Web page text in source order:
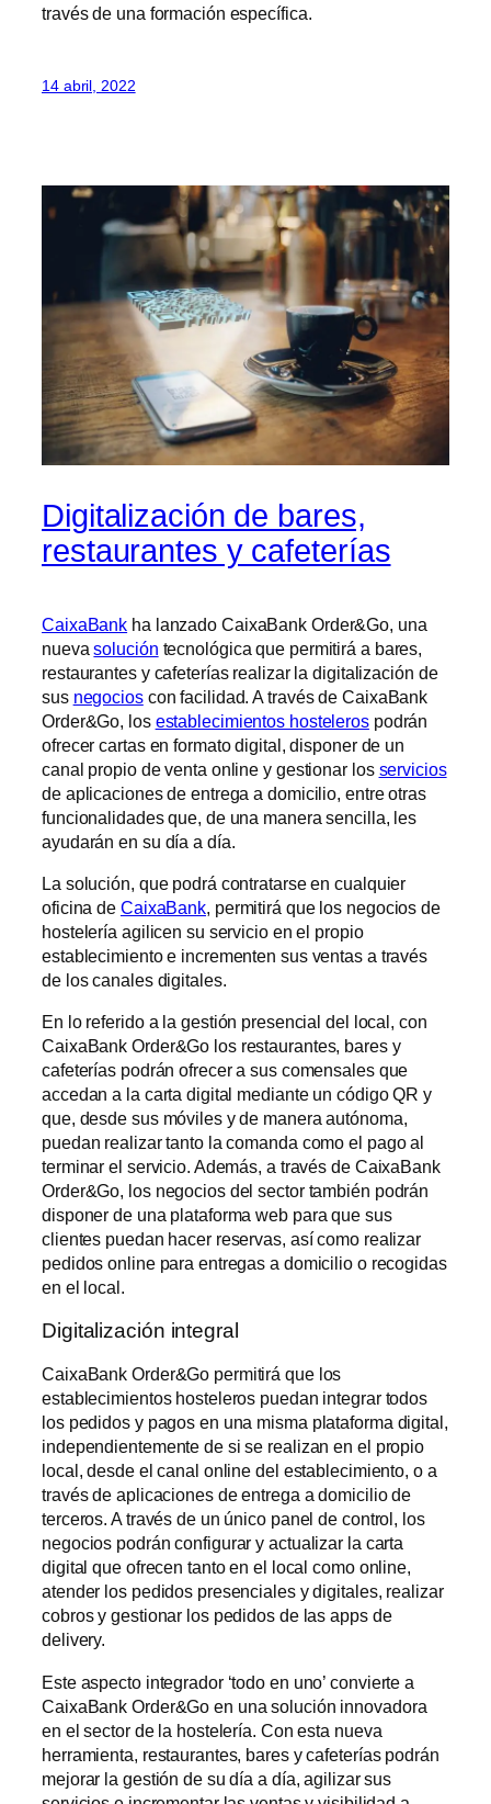
través de una formación específica.
14 abril, 2022
Digitalización de bares,
restaurantes y cafeterías
CaixaBank ha lanzado CaixaBank Order&Go, una
nuevasolución tecnológica que permitirá a bares,
restaurantes y cafeterías realizar la digitalización de
sus negocioscon facilidad. A través de CaixaBank
Order&Go, los establecimientos hostelerospodrán
ofrecer cartas en formato digital, disponer de un
canal propio de venta online y gestionar los servicios
de aplicaciones de entrega a domicilio, entre otras
funcionalidades que, de una manera sencilla, les
ayudarán en su día a día.
La solución, que podrá contratarse en cualquier
oficina de CaixaBank, permitirá que los negocios de
hostelería agilicen su servicio en el propio
establecimiento e incrementen sus ventas a través
de los canales digitales.
En lo referido a la gestión presencial del local, con
CaixaBank Order&Go los restaurantes, bares y
cafeterías podrán ofrecer a sus comensales que
accedan a la carta digital mediante un código QR y
que, desde sus móviles y de manera autónoma,
puedan realizar tanto la comanda como el pago al
terminar el servicio. Además, a través de CaixaBank
Order&Go, los negocios del sector también podrán
disponer de una plataforma web para que sus
clientes puedan hacer reservas, así como realizar
pedidos online para entregas a domicilio o recogidas
en el local.
Digitalización integral
CaixaBank Order&Go permitirá que los
establecimientos hosteleros puedan integrar todos
los pedidos y pagos en una misma plataforma digital,
independientemente de si se realizan en el propio
local, desde el canal online del establecimiento, o a
través de aplicaciones de entrega a domicilio de
terceros. A través de un único panel de control, los
negocios podrán configurar y actualizar la carta
digital que ofrecen tanto en el local como online,
atender los pedidos presenciales y digitales, realizar
cobros y gestionar los pedidos de las apps de
delivery.
Este aspecto integrador ‘todo en uno’ convierte a
CaixaBank Order&Go en una solución innovadora
en el sector de la hostelería. Con esta nueva
herramienta, restaurantes, bares y cafeterías podrán
mejorar la gestión de su día a día, agilizar sus